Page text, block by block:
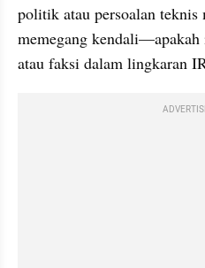
politik atau persoalan teknis
memegang
atau faksi dalam lingkaran